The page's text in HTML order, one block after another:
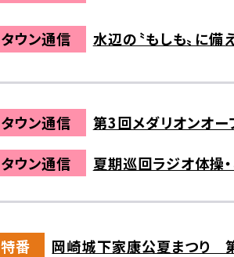
タウン通信 水辺の〝もしも〟に
タウン通信
第3回メダリオンオー
タウン通信
夏期巡回ラジオ体
特番
岡崎城下家康公夏まつり